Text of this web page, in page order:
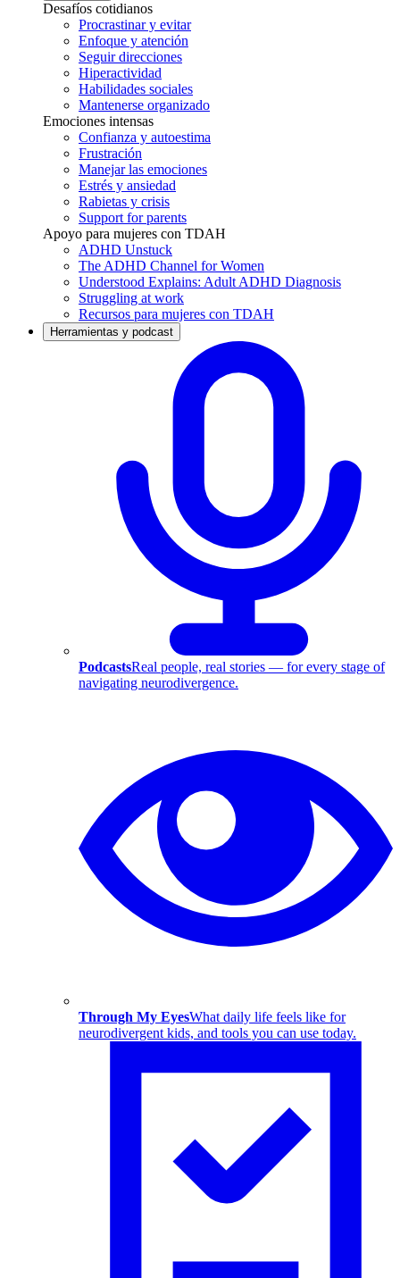
Desafíos cotidianos
Procrastinar y evitar
Enfoque y atención
Seguir direcciones
Hiperactividad
Habilidades sociales
Mantenerse organizado
Emociones intensas
Confianza y autoestima
Frustración
Manejar las emociones
Estrés y ansiedad
Rabietas y crisis
Support for parents
Apoyo para mujeres con TDAH
ADHD Unstuck
The ADHD Channel for Women
Understood Explains: Adult ADHD Diagnosis
Struggling at work
Recursos para mujeres con TDAH
Herramientas y podcast
PodcastsReal people, real stories — for every stage of
navigating neurodivergence.
Through My EyesWhat daily life feels like for
neurodivergent kids, and tools you can use today.